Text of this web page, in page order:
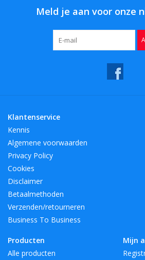
Meld je aan voor onze
Klantenservice
Kennis
Algemene voorwaarden
Privacy Policy
Cookies
Disclaimer
Betaalmethoden
Verzenden/retourneren
Business To Business
Producten
Alle producten
Mijn